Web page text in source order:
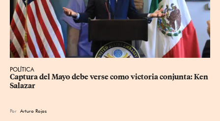
POLÍTICA
Captura del Mayo debe verse como victoria conjunta: Ken
Salazar
Por Arturo Rojas